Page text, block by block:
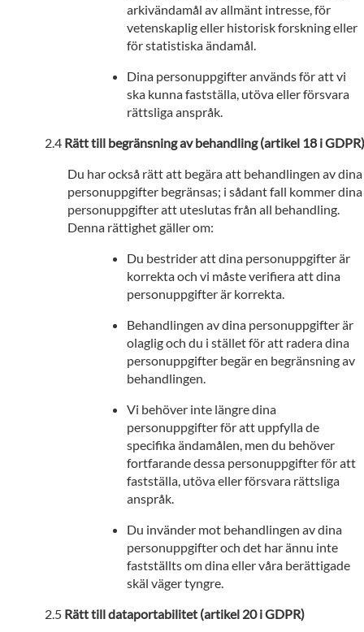
arkivändamål av allmänt intresse, för
vetenskaplig eller historisk forskning eller
för statistiska ändamål.
Dina personuppgifter används för att vi
ska kunna fastställa, utöva eller försvara
rättsliga anspråk.
Rätt till begränsning av behandling (artikel 18 i GDPR)
Du har också rätt att begära att behandlingen av dina
personuppgifter begränsas; i sådant fall kommer dina
personuppgifter att uteslutas från all behandling.
Denna rättighet gäller om:
Du bestrider att dina personuppgifter är
korrekta och vi måste verifiera att dina
personuppgifter är korrekta.
Behandlingen av dina personuppgifter är
olaglig och du i stället för att radera dina
personuppgifter begär en begränsning av
behandlingen.
Vi behöver inte längre dina
personuppgifter för att uppfylla de
specifika ändamålen, men du behöver
fortfarande dessa personuppgifter för att
fastställa, utöva eller försvara rättsliga
anspråk.
Du invänder mot behandlingen av dina
personuppgifter och det har ännu inte
fastställts om dina eller våra berättigade
skäl väger tyngre.
Rätt till dataportabilitet (artikel 20 i GDPR)